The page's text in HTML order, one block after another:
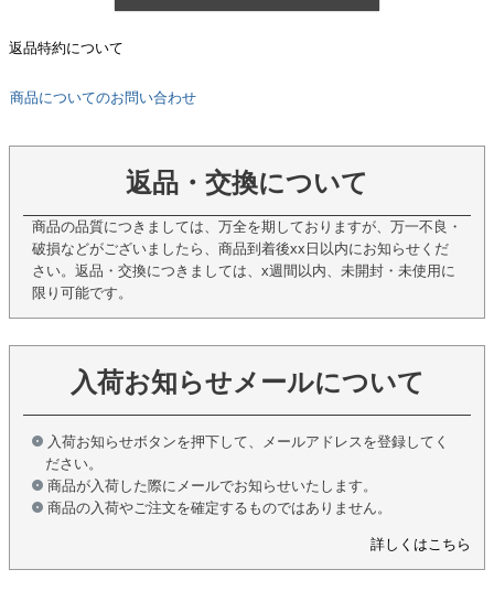
返品特約について
商品についてのお問い合わせ
返品・交換について
商品の品質につきましては、万全を期しておりますが、万一不良・
破損などがございましたら、商品到着後xx日以内にお知らせくだ
さい。返品・交換につきましては、x週間以内、未開封・未使用に
限り可能です。
入荷お知らせメールについて
入荷お知らせボタンを押下して、メールアドレスを登録してく
ださい。
商品が入荷した際にメールでお知らせいたします。
商品の入荷やご注文を確定するものではありません。
詳しくはこちら